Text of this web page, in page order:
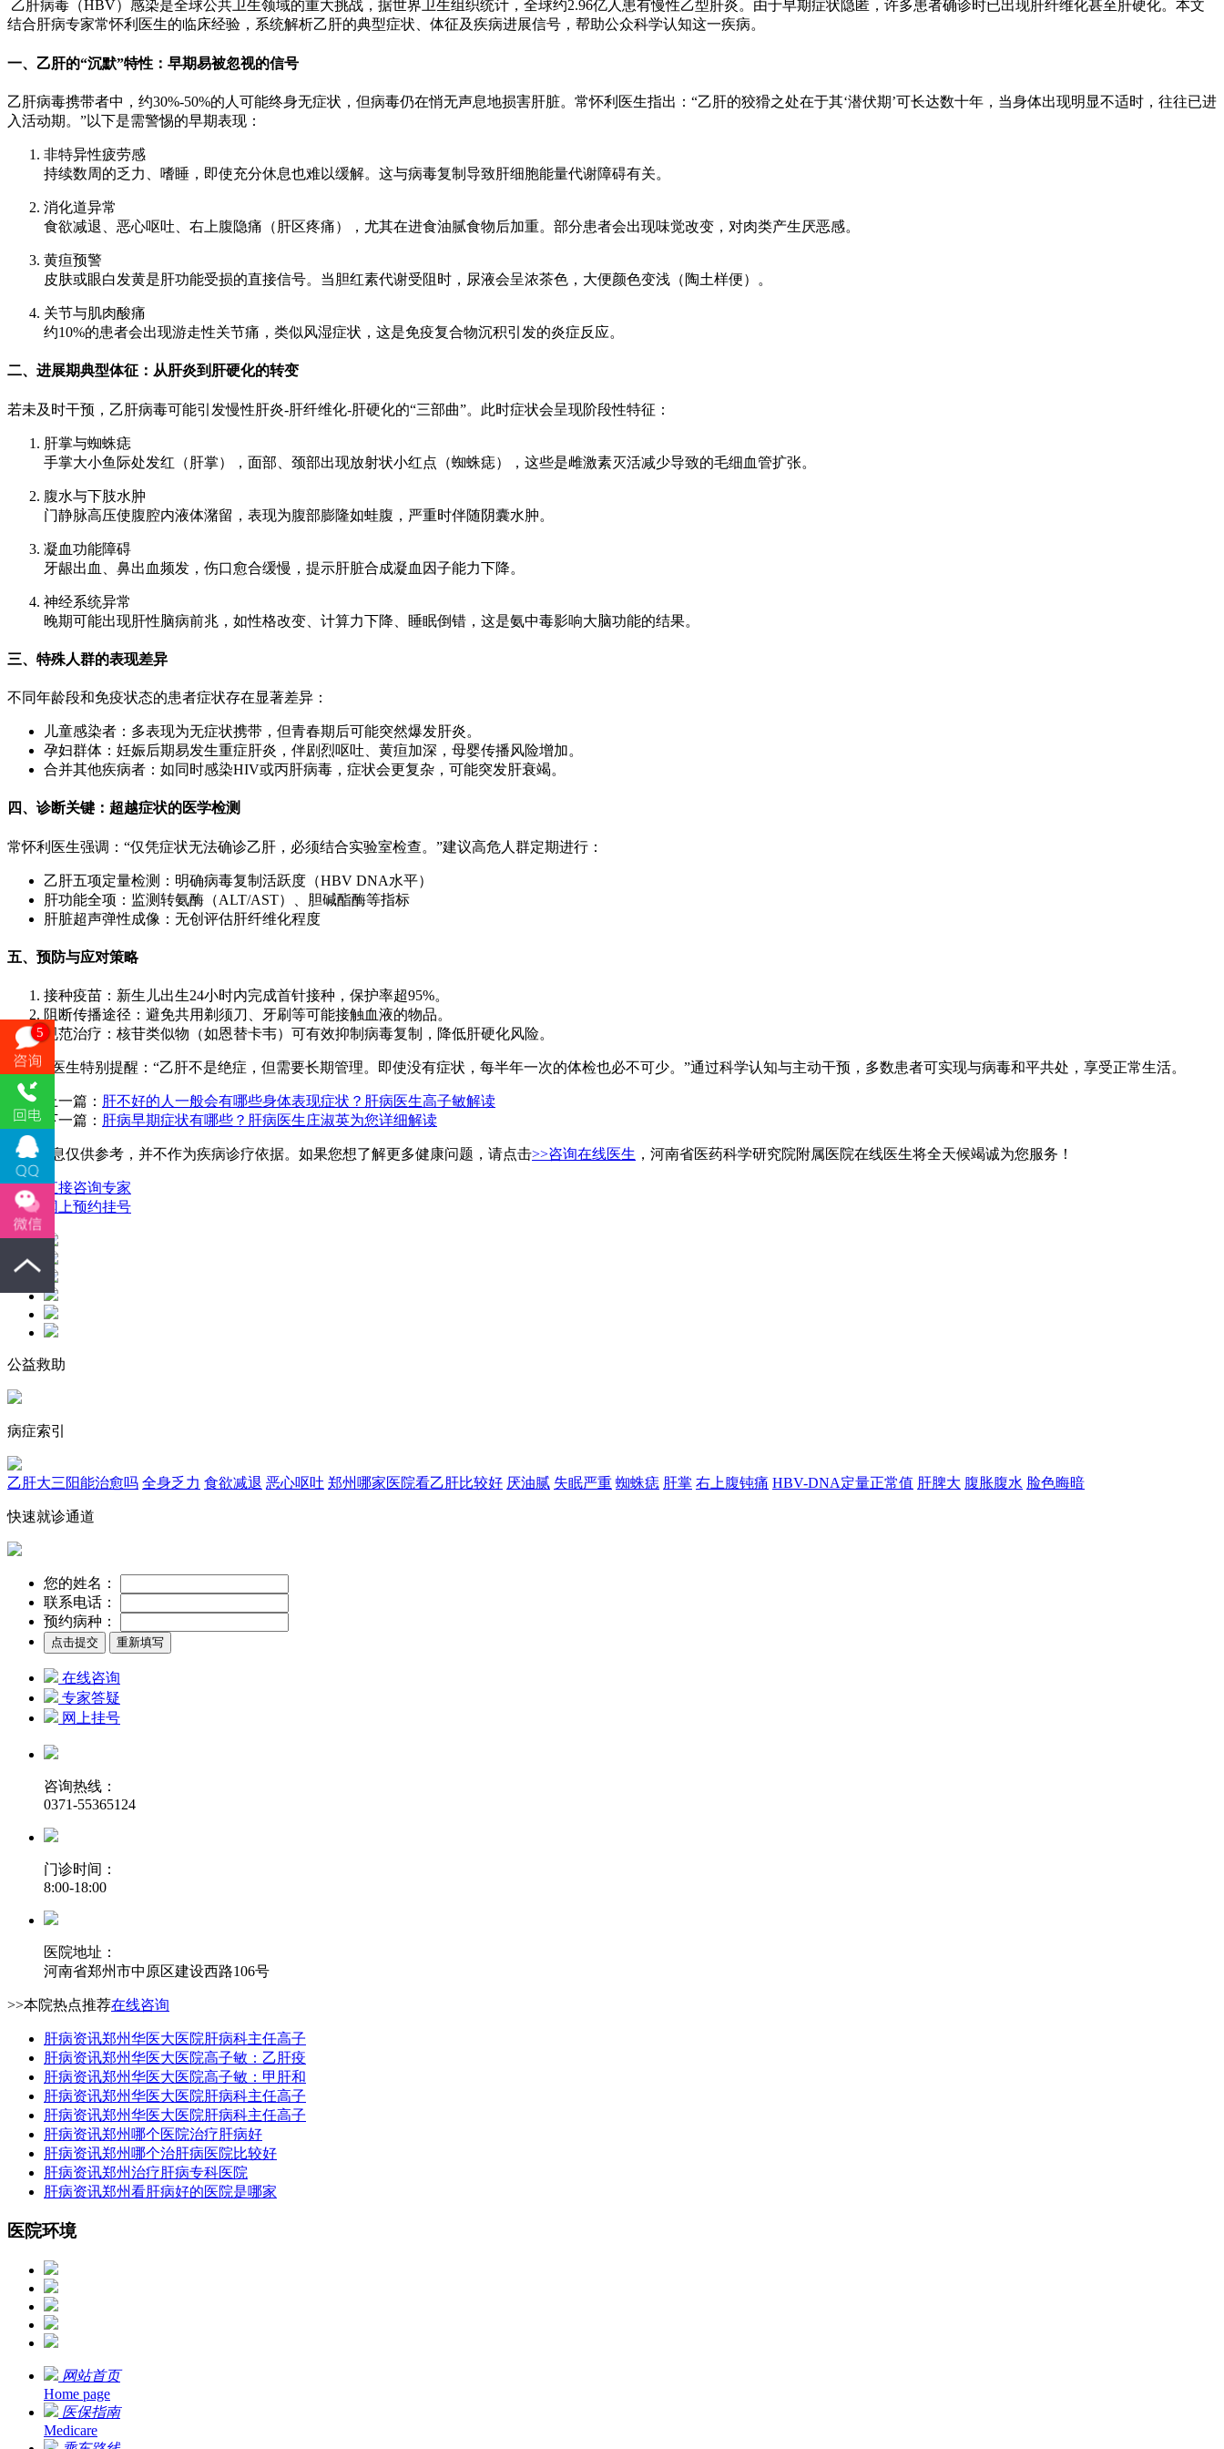
乙肝病毒（HBV）感染是全球公共卫生领域的重大挑战，据世界卫生组织统计，全球约2.96亿人患有慢性乙型肝炎。由于早期症状隐匿，许多患者确诊时已出现肝纤维化甚至肝硬化。本文
结合肝病专家常怀利医生的临床经验，系统解析乙肝的典型症状、体征及疾病进展信号，帮助公众科学认知这一疾病。
一、乙肝的“沉默”特性：早期易被忽视的信号
乙肝病毒携带者中，约30%-50%的人可能终身无症状，但病毒仍在悄无声息地损害肝脏。常怀利医生指出：“乙肝的狡猾之处在于其‘潜伏期’可长达数十年，当身体出现明显不适时，往往已进
入活动期。”以下是需警惕的早期表现：
非特异性疲劳感
持续数周的乏力、嗜睡，即使充分休息也难以缓解。这与病毒复制导致肝细胞能量代谢障碍有关。
消化道异常
食欲减退、恶心呕吐、右上腹隐痛（肝区疼痛），尤其在进食油腻食物后加重。部分患者会出现味觉改变，对肉类产生厌恶感。
黄疸预警
皮肤或眼白发黄是肝功能受损的直接信号。当胆红素代谢受阻时，尿液会呈浓茶色，大便颜色变浅（陶土样便）。
关节与肌肉酸痛
约10%的患者会出现游走性关节痛，类似风湿症状，这是免疫复合物沉积引发的炎症反应。
二、进展期典型体征：从肝炎到肝硬化的转变
若未及时干预，乙肝病毒可能引发慢性肝炎-肝纤维化-肝硬化的“三部曲”。此时症状会呈现阶段性特征：
肝掌与蜘蛛痣
手掌大小鱼际处发红（肝掌），面部、颈部出现放射状小红点（蜘蛛痣），这些是雌激素灭活减少导致的毛细血管扩张。
腹水与下肢水肿
门静脉高压使腹腔内液体潴留，表现为腹部膨隆如蛙腹，严重时伴随阴囊水肿。
凝血功能障碍
牙龈出血、鼻出血频发，伤口愈合缓慢，提示肝脏合成凝血因子能力下降。
神经系统异常
晚期可能出现肝性脑病前兆，如性格改变、计算力下降、睡眠倒错，这是氨中毒影响大脑功能的结果。
三、特殊人群的表现差异
不同年龄段和免疫状态的患者症状存在显著差异：
儿童感染者：多表现为无症状携带，但青春期后可能突然爆发肝炎。
孕妇群体：妊娠后期易发生重症肝炎，伴剧烈呕吐、黄疸加深，母婴传播风险增加。
合并其他疾病者：如同时感染HIV或丙肝病毒，症状会更复杂，可能突发肝衰竭。
四、诊断关键：超越症状的医学检测
常怀利医生强调：“仅凭症状无法确诊乙肝，必须结合实验室检查。”建议高危人群定期进行：
乙肝五项定量检测：明确病毒复制活跃度（HBV DNA水平）
肝功能全项：监测转氨酶（ALT/AST）、胆碱酯酶等指标
肝脏超声弹性成像：无创评估肝纤维化程度
五、预防与应对策略
接种疫苗：新生儿出生24小时内完成首针接种，保护率超95%。
阻断传播途径：避免共用剃须刀、牙刷等可能接触血液的物品。
规范治疗：核苷类似物（如恩替卡韦）可有效抑制病毒复制，降低肝硬化风险。
常怀利医生特别提醒：“乙肝不是绝症，但需要长期管理。即使没有症状，每半年一次的体检也必不可少。”通过科学认知与主动干预，多数患者可实现与病毒和平共处，享受正常生活。
上一篇： 肝不好的人一般会有哪些身体表现症状？肝病医生高子敏解读
下一篇： 肝病早期症状有哪些？肝病医生庄淑英为您详细解读
以上信息仅供参考，并不作为疾病诊疗依据。如果您想了解更多健康问题，请点击>>咨询在线医生 ，河南省医药科学研究院附属医院在线医生将全天候竭诚为您服务！
直接咨询专家
网上预约挂号
公益救助
病症索引
乙肝大三阳能治愈吗 全身乏力 食欲减退 恶心呕吐 郑州哪家医院看乙肝比较好 厌油腻 失眠严重 蜘蛛痣 肝掌 右上腹钝痛 HBV-DNA定量正常值 肝脾大 腹胀腹水 脸色晦暗
快速就诊通道
您的姓名：
联系电话：
预约病种：
在线咨询
专家答疑
网上挂号
咨询热线：
0371-55365124
门诊时间：
8:00-18:00
医院地址：
河南省郑州市中原区建设西路106号
>>本院热点推荐在线咨询
肝病资讯郑州华医大医院肝病科主任高子
肝病资讯郑州华医大医院高子敏：乙肝疫
肝病资讯郑州华医大医院高子敏：甲肝和
肝病资讯郑州华医大医院肝病科主任高子
肝病资讯郑州华医大医院肝病科主任高子
肝病资讯郑州哪个医院治疗肝病好
肝病资讯郑州哪个治肝病医院比较好
肝病资讯郑州治疗肝病专科医院
肝病资讯郑州看肝病好的医院是哪家
医院环境
网站首页
Home page
医保指南
Medicare
5